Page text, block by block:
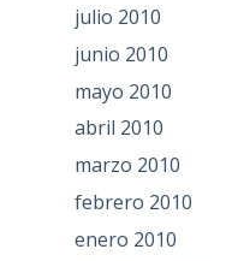
julio 2010
junio 2010
mayo 2010
abril 2010
marzo 2010
febrero 2010
enero 2010